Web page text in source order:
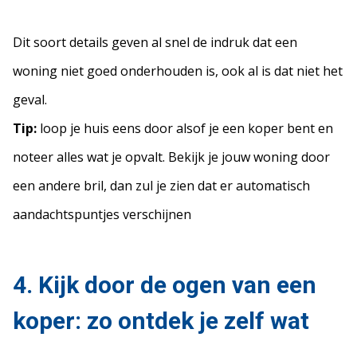
Dit soort details geven al snel de indruk dat een
woning niet goed onderhouden is, ook al is dat niet het
geval.
Tip: loop je huis eens door alsof je een koper bent en
noteer alles wat je opvalt. Bekijk je jouw woning door
een andere bril, dan zul je zien dat er automatisch
aandachtspuntjes verschijnen
4. Kijk door de ogen van een
koper: zo ontdek je zelf wat